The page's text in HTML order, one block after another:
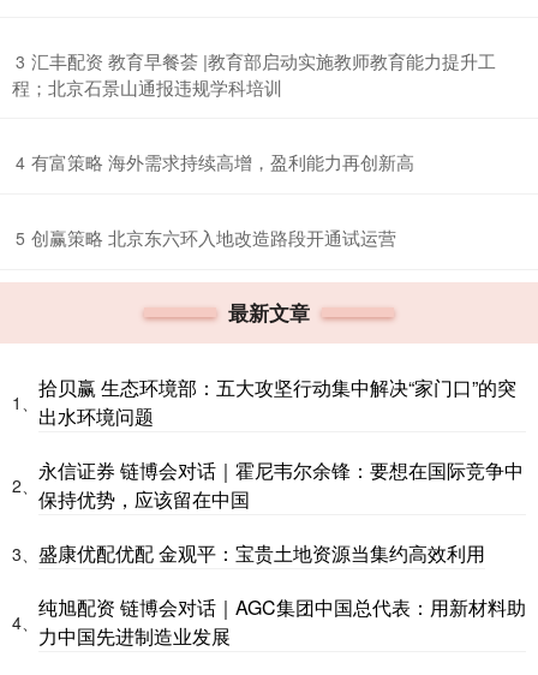
3 ​汇丰配资 教育早餐荟 |教育部启动实施教师教育能力提升工
程；北京石景山通报违规学科培训
4 ​有富策略 海外需求持续高增，盈利能力再创新高
5 ​创赢策略 北京东六环入地改造路段开通试运营
最新文章
1、
拾贝赢 生态环境部：五大攻坚行动集中解决“家门口”的突
出水环境问题
2、
永信证券 链博会对话｜霍尼韦尔余锋：要想在国际竞争中
保持优势，应该留在中国
3、 盛康优配优配 金观平：宝贵土地资源当集约高效利用
4、
纯旭配资 链博会对话｜AGC集团中国总代表：用新材料助
力中国先进制造业发展